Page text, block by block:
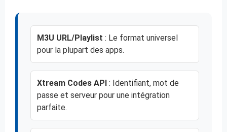
M3U URL/Playlist : Le format universel
pour la plupart des apps.
Xtream Codes API : Identifiant, mot de
passe et serveur pour une intégration
parfaite.